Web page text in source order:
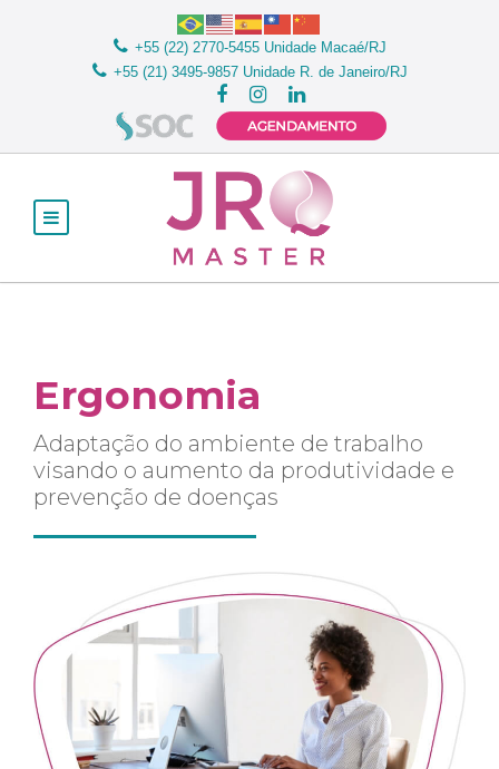
+55 (22) 2770-5455 Unidade Macaé/RJ
+55 (21) 3495-9857 Unidade R. de Janeiro/RJ
Ergonomia
Adaptação do ambiente de trabalho
visando o aumento da produtividade e
prevenção de doenças